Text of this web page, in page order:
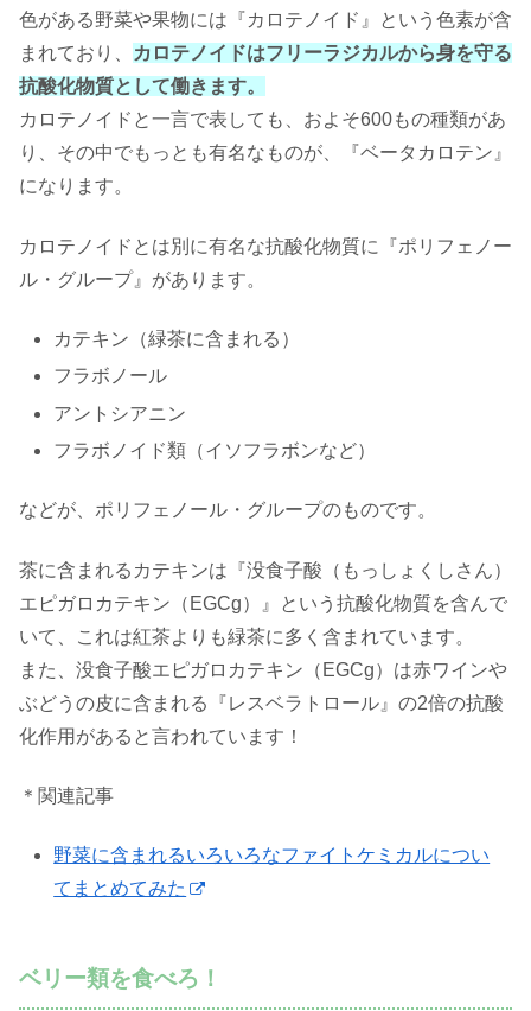
色がある野菜や果物には『カロテノイド』という色素が含
まれており、
カロテノイドはフリーラジカルから身を守る
抗酸化物質として働きます。
カロテノイドと一言で表しても、およそ600もの種類があ
り、その中でもっとも有名なものが、『ベータカロテン』
になります。
カロテノイドとは別に有名な抗酸化物質に『ポリフェノー
ル・グループ』があります。
カテキン（緑茶に含まれる）
フラボノール
アントシアニン
フラボノイド類（イソフラボンなど）
などが、ポリフェノール・グループのものです。
茶に含まれるカテキンは『没食子酸（もっしょくしさん）
エピガロカテキン（EGCg）』という抗酸化物質を含んで
いて、これは紅茶よりも緑茶に多く含まれています。
また、没食子酸エピガロカテキン（EGCg）は赤ワインや
ぶどうの皮に含まれる『レスベラトロール』の2倍の抗酸
化作用があると言われています！
＊関連記事
野菜に含まれるいろいろなファイトケミカルについ
てまとめてみた
ベリー類を食べろ！